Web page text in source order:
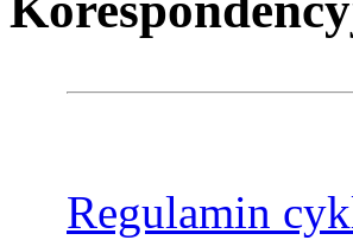
Regulamin